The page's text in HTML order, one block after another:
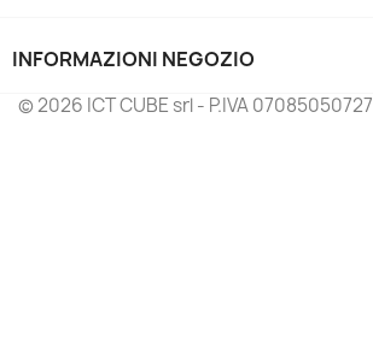
INFORMAZIONI NEGOZIO
© 2026 ICT CUBE srl - P.IVA 07085050727